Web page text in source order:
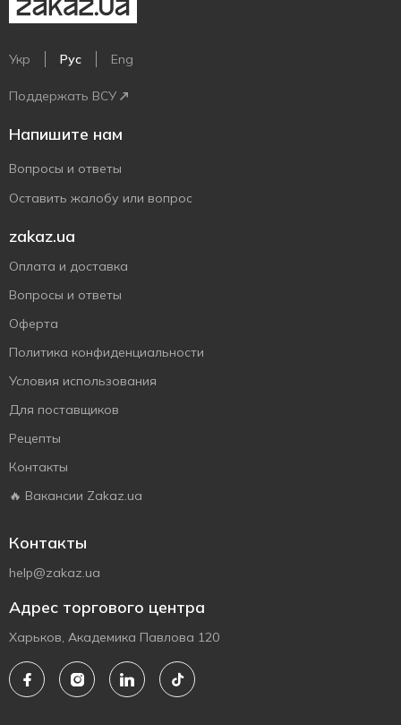
Укр Рус Eng
Поддержать ВСУ
Напишите нам
Вопросы и ответы
Оставить жалобу или вопрос
zakaz.ua
Оплата и доставка
Вопросы и ответы
Оферта
Политика конфиденциальности
Условия использования
Для поставщиков
Рецепты
Контакты
🔥 Вакансии Zakaz.ua
Контакты
help@zakaz.ua
Адрес торгового центра
Харьков, Академика Павлова 120